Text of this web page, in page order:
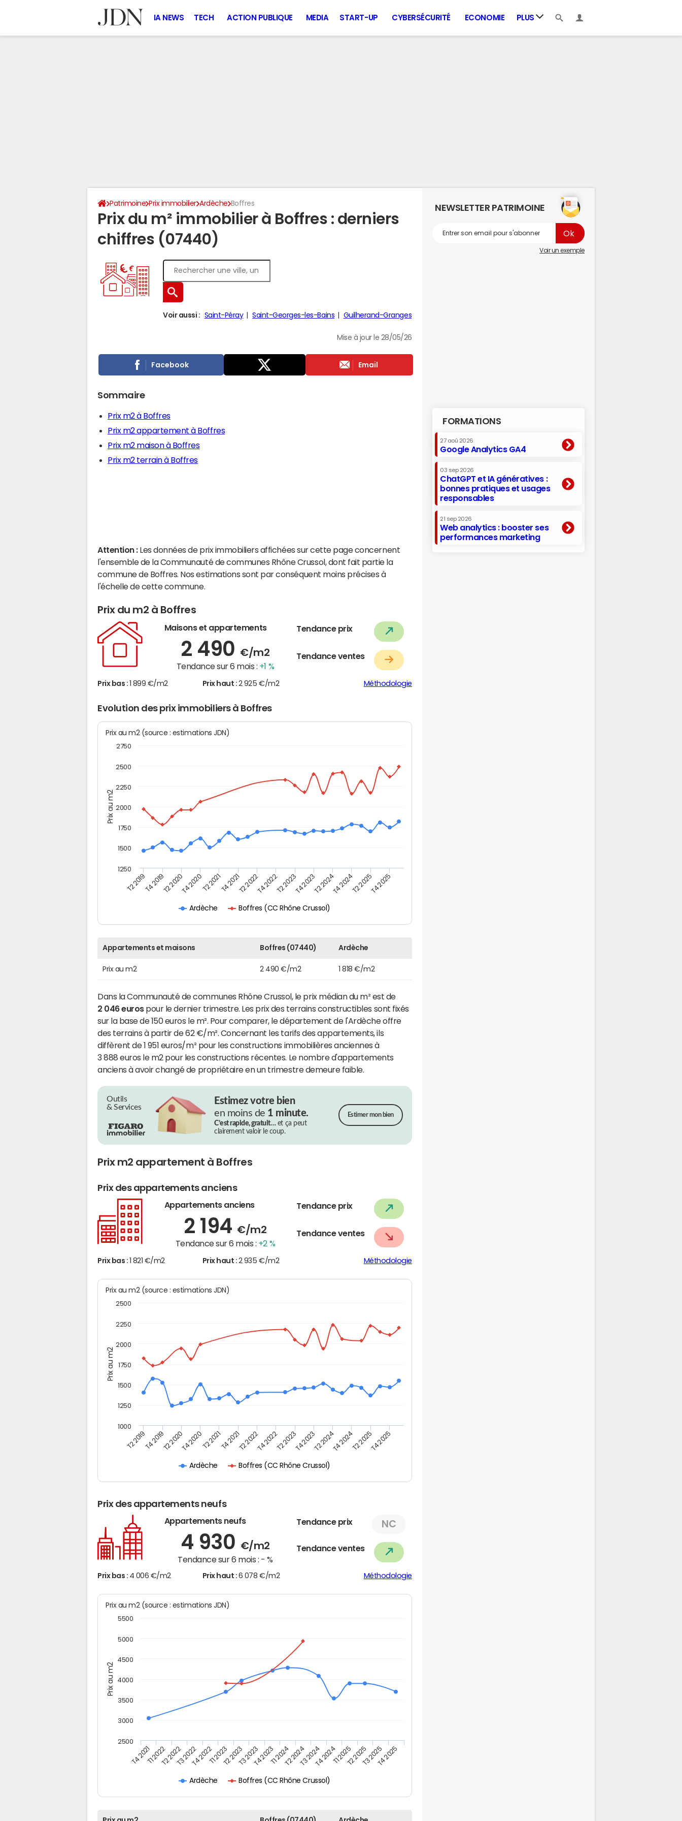
IA NEWS TECH ACTION PUBLIQUE MEDIA START-UP CYBERSÉCURITÉ ECONOMIE PLUS
Patrimoine Prix immobilier Ardèche Boffres
Prix du m² immobilier à Boffres : derniers
chiffres (07440)
Voir aussi : Saint-Péray Saint-Georges-les-Bains Guilherand-Granges
Mise à jour le 28/05/26
Facebook Email
Sommaire
Prix m2 à Boffres
Prix m2 appartement à Boffres
Prix m2 maison à Boffres
Prix m2 terrain à Boffres
Attention : Les données de prix immobiliers affichées sur cette page concernent
l'ensemble de la Communauté de communes Rhône Crussol, dont fait partie la
commune de Boffres. Nos estimations sont par conséquent moins précises à
l'échelle de cette commune.
Prix du m2 à Boffres
Maisons et appartements
2 490 €/m2
Tendance sur 6 mois : +1 %
Tendance prix
Tendance ventes
Prix bas : 1 899 €/m2 Prix haut : 2 925 €/m2 Méthodologie
Evolution des prix immobiliers à Boffres
Prix au m2
Prix au m2 (source : estimations JDN)
Ardèche Boffres (CC Rhône Crussol)
T2 2019T4 2019T2 2020T4 2020T2 2021T4 2021T2 2022T4 2022T2 2023T4 2023T2 2024T4 2024T2 2025T4 2025
1250
1500
1750
2000
2250
2500
2750
Appartements et maisons Boffres (07440) Ardèche
Prix au m2 2 490 €/m2 1 818 €/m2
Dans la Communauté de communes Rhône Crussol, le prix médian du m² est de
2 046 eurospour le dernier trimestre. Les prix des terrains constructibles sont fixés
sur la base de 150 euros le m². Pour comparer, le département de l'Ardèche offre
des terrains à partir de 62 €/m². Concernant les tarifs des appartements, ils
diffèrent de 1 951 euros/m² pour les constructions immobilières anciennes à
3 888 euros le m2 pour les constructions récentes. Le nombre d'appartements
anciens à avoir changé de propriétaire en un trimestre demeure faible.
Outils
& Services
Estimez votre bien
en moins de 1 minute.
C’est rapide, gratuit…et ça peut
clairement valoir le coup.
Estimer mon bien
Prix m2 appartement à Boffres
Prix des appartements anciens
Appartements anciens
2 194 €/m2
Tendance sur 6 mois : +2 %
Tendance prix
Tendance ventes
Prix bas : 1 821 €/m2 Prix haut : 2 935 €/m2 Méthodologie
Prix au m2
Prix au m2 (source : estimations JDN)
Ardèche Boffres (CC Rhône Crussol)
T2 2019T4 2019T2 2020T4 2020T2 2021T4 2021T2 2022T4 2022T2 2023T4 2023T2 2024T4 2024T2 2025T4 2025
1000
1250
1500
1750
2000
2250
2500
Prix des appartements neufs
Appartements neufs
4 930 €/m2
Tendance sur 6 mois : - %
Tendance prix NC
Tendance ventes
Prix bas : 4 006 €/m2 Prix haut : 6 078 €/m2 Méthodologie
Prix au m2
Prix au m2 (source : estimations JDN)
Ardèche Boffres (CC Rhône Crussol)
T4 2021T1 2022T2 2022T3 2022T4 2022T1 2023T2 2023T3 2023T4 2023T1 2024T2 2024T3 2024T4 2024T1 2025T2 2025T3 2025T4 2025
2500
3000
3500
4000
4500
5000
5500
NEWSLETTER PATRIMOINE
Voir un exemple
FORMATIONS
27 aoû 2026
Google Analytics GA4
03 sep 2026
ChatGPT et IA génératives :
bonnes pratiques et usages
responsables
21 sep 2026
Web analytics : booster ses
performances marketing